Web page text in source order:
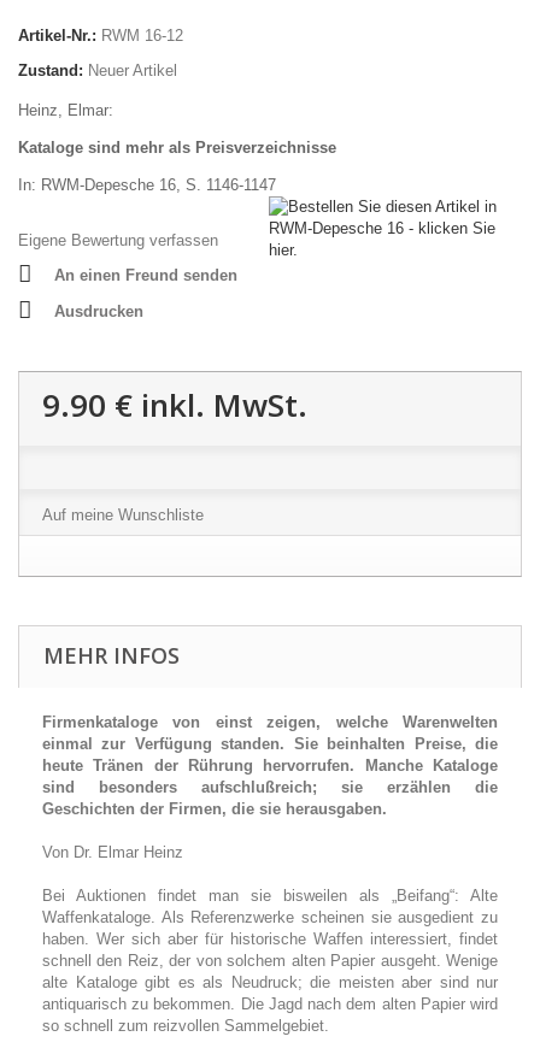
Artikel-Nr.: RWM 16-12
Zustand: Neuer Artikel
Heinz, Elmar:
Kataloge sind mehr als Preisverzeichnisse
In: RWM-Depesche 16, S. 1146-1147
Eigene Bewertung verfassen
An einen Freund senden
Ausdrucken
9.90 € inkl. MwSt.
Auf meine Wunschliste
MEHR INFOS
Firmenkataloge von einst zeigen, welche Warenwelten
einmal zur Verfügung standen. Sie beinhalten Preise, die
heute Tränen der Rührung hervorrufen. Manche Kataloge
sind besonders aufschlußreich; sie erzählen die
Geschichten der Firmen, die sie herausgaben.
Von Dr. Elmar Heinz
Bei Auktionen findet man sie bisweilen als „Beifang“: Alte
Waffenkataloge. Als Referenzwerke scheinen sie ausgedient zu
haben. Wer sich aber für historische Waffen interessiert, findet
schnell den Reiz, der von solchem alten Papier ausgeht. Wenige
alte Kataloge gibt es als Neudruck; die meisten aber sind nur
antiquarisch zu bekommen. Die Jagd nach dem alten Papier wird
so schnell zum reizvollen Sammelgebiet.